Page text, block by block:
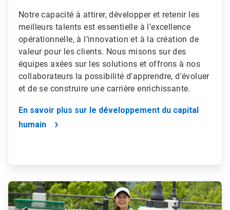
Notre capacité à attirer, développer et retenir les
meilleurs talents est essentielle à l’excellence
opérationnelle, à l’innovation et à la création de
valeur pour les clients. Nous misons sur des
équipes axées sur les solutions et offrons à nos
collaborateurs la possibilité d'apprendre, d'évoluer
et de se construire une carrière enrichissante.
En savoir plus sur le développement du capital
humain
ArticleTile
3
de